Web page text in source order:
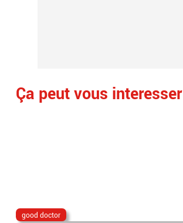
Ça peut vous interesser
good doctor